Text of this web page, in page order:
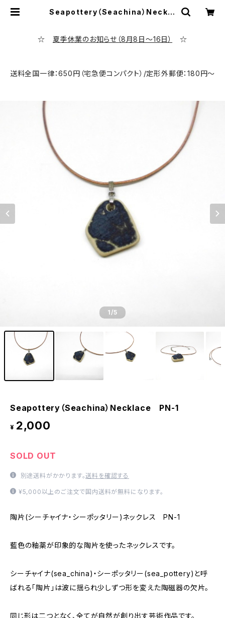
Seapottery（Seachina）Neckla
☆ 夏季休業のお知らせ（8月8日～16日） ☆
送料全国一律：650円（宅急便コンパクト）/定形外郵便：180円～
1/5
Seapottery（Seachina）Necklace PN-1
¥ 2,000
SOLD OUT
別途送料がかかります。送料を確認する
¥5,000以上のご注文で国内送料が無料になります。
陶片(シーチャイナ・シーポッタリー)ネックレス PN-1
藍色の釉薬が印象的な陶片を使ったネックレスです。
シーチャイナ(sea_china)・シーポッタリー(sea_pottery)と呼
ばれる「陶片」は波に揺られ少しずつ形を変えた陶磁器の欠片。
同じ形は二つとなく、全てが自然が創り出す芸術作品です。